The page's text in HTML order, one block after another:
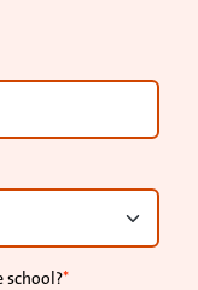
school?